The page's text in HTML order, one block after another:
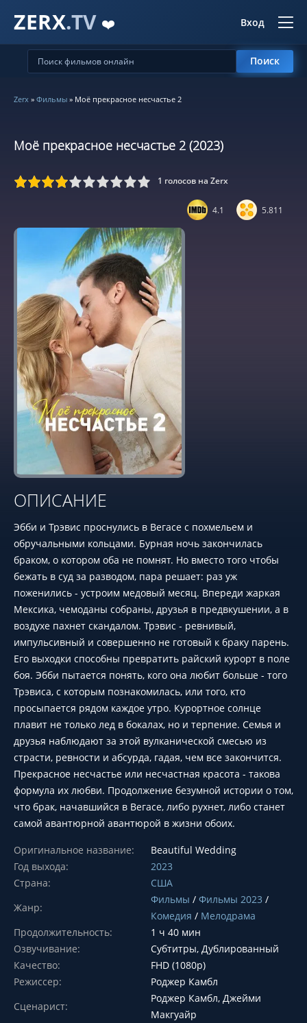
ZERX.TV ❤️ Вход
Поиск
Zerx » Фильмы » Моё прекрасное несчастье 2
Моё прекрасное несчастье 2 (2023)
6 7 8 9 10 1 голосов на Zerx
4.1 5.811
ОПИСАНИЕ
Эбби и Трэвис проснулись в Вегасе с похмельем и
обручальными кольцами. Бурная ночь закончилась
браком, о котором оба не помнят. Но вместо того чтобы
бежать в суд за разводом, пара решает: раз уж
поженились - устроим медовый месяц. Впереди жаркая
Мексика, чемоданы собраны, друзья в предвкушении, а в
воздухе пахнет скандалом. Трэвис - ревнивый,
импульсивный и совершенно не готовый к браку парень.
Его выходки способны превратить райский курорт в поле
боя. Эбби пытается понять, кого она любит больше - того
Трэвиса, с которым познакомилась, или того, кто
просыпается рядом каждое утро. Курортное солнце
плавит не только лед в бокалах, но и терпение. Семья и
друзья наблюдают за этой вулканической смесью из
страсти, ревности и абсурда, гадая, чем все закончится.
Прекрасное несчастье или несчастная красота - такова
формула их любви. Продолжение безумной истории о том,
что брак, начавшийся в Вегасе, либо рухнет, либо станет
самой авантюрной авантюрой в жизни обоих.
Оригинальное название:
Beautiful Wedding
Год выхода:
2023
Страна:
США
Жанр:
Фильмы / Фильмы 2023 /
Комедия / Мелодрама
Продолжительность:
1 ч 40 мин
Озвучивание:
Субтитры, Дублированный
Качество:
FHD (1080p)
Режиссер:
Роджер Камбл
Сценарист:
Роджер Камбл, Джейми
Макгуайр